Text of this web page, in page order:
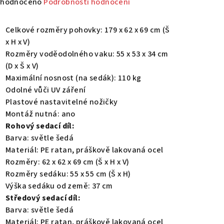
Celkové rozměry pohovky: 179 x 62 x 69 cm (Š
x H x V)
Rozměry voděodolného vaku: 55 x 53 x 34 cm
(D x Š x V)
Maximální nosnost (na sedák): 110 kg
Odolné vůči UV záření
Plastové nastavitelné nožičky
Montáž nutná: ano
Rohový sedací díl:
Barva: světle šedá
Materiál: PE ratan, práškově lakovaná ocel
Rozměry: 62 x 62 x 69 cm (Š x H x V)
Rozměry sedáku: 55 x 55 cm (Š x H)
Výška sedáku od země: 37 cm
Středový sedací díl:
Barva: světle šedá